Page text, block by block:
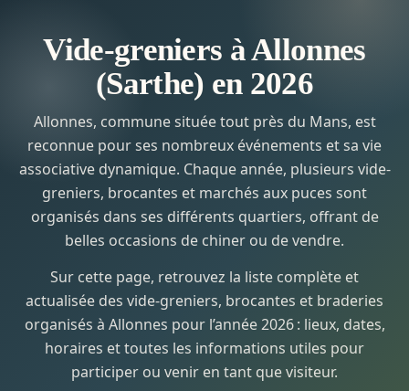
Vide-greniers à Allonnes
(Sarthe) en 2026
Allonnes, commune située tout près du Mans, est
reconnue pour ses nombreux événements et sa vie
associative dynamique. Chaque année, plusieurs vide-
greniers, brocantes et marchés aux puces sont
organisés dans ses différents quartiers, offrant de
belles occasions de chiner ou de vendre.
Sur cette page, retrouvez la liste complète et
actualisée des vide-greniers, brocantes et braderies
organisés à Allonnes pour l’année 2026 : lieux, dates,
horaires et toutes les informations utiles pour
participer ou venir en tant que visiteur.